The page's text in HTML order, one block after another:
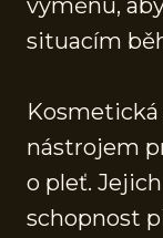
výměnu,
situacím
nástrojem
o pleť.
schopnost